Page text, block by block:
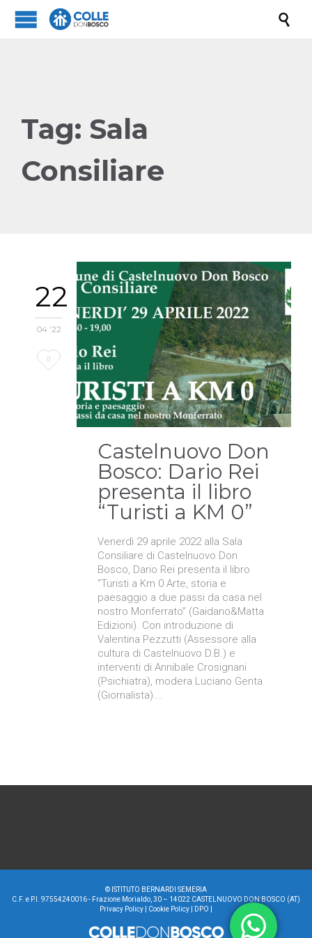

Tag: Sala
Consiliare
22
04 '22
Love
0
Castelnuovo Don
Bosco: Dario Rei
presenta il libro
“Turisti a KM 0”
Venerdì 29 aprile 2022 alla Sala
Consiliare di Castelnuovo Don
Bosco, Dario Rei presenta il libro
“Turisti a Km 0 Arte, storia e
paesaggio a due passi da casa nel
nostro Monferrato” (Gaidano&Matta
Edizioni). Con introduzione di
Valentina Pezzutti (Assessore alla
cultura di Castelnuovo D.B.) e
interventi di Annibale Crosignani
(Psichiatra), modera Luciano Genta
(Giornalista)….
© ISTITUTO BERNARDI SEMERIA
C.F. e P.I. 97554240016 - Frazione Morialdo, 30 – 14022 CASTELNUOVO DON BOSCO (AT)
Privacy Policy
Cookie Policy DPO